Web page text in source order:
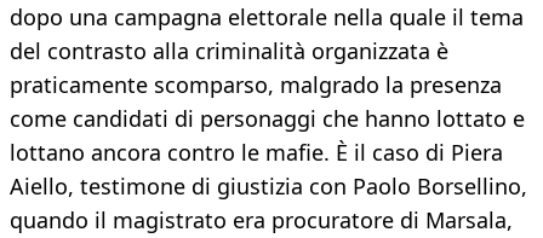
dopo una campagna elettorale nella quale il tema
del contrasto alla criminalità organizzata è
praticamente scomparso, malgrado la presenza
come candidati di personaggi che hanno lottato e
lottano ancora contro le mafie. È il caso di Piera
Aiello, testimone di giustizia con Paolo Borsellino,
quando il magistrato era procuratore di Marsala,